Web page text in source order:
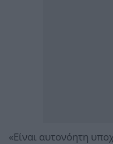
«Είναι αυτονόητη